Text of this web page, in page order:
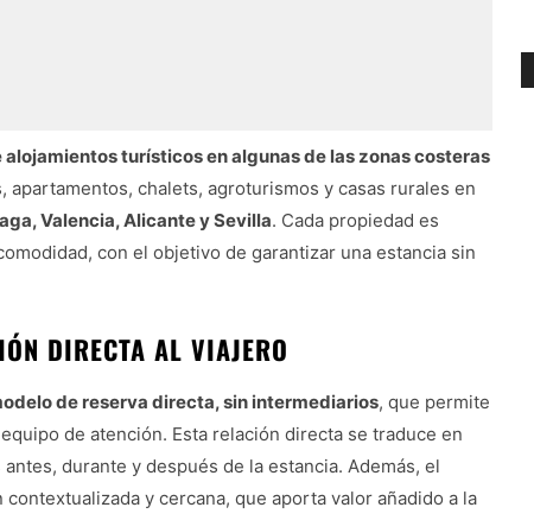
turísticos en algunas de las zonas costeras
apartamentos, chalets, agroturismos y casas rurales en
Valencia, Alicante y Sevilla. Cada propiedad es
con el objetivo de garantizar una estancia sin
DIRECTA AL VIAJERO
de reserva directa, sin intermediarios, que permite
de atención. Esta relación directa se traduce en
durante y después de la estancia. Además, el
y cercana, que aporta valor añadido a la